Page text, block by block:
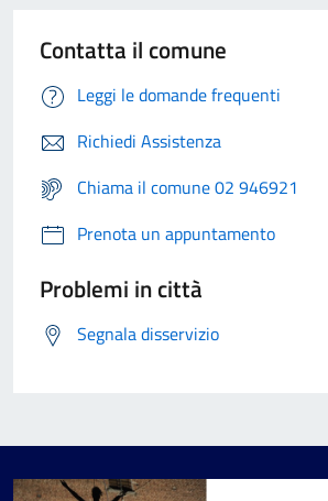
Contatta il comune
Leggi le domande frequenti
Richiedi Assistenza
Chiama il comune 02 946921
Prenota un appuntamento
Problemi in città
Segnala disservizio